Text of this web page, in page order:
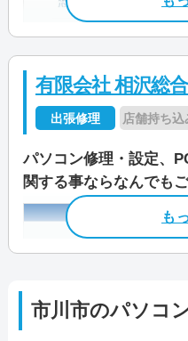
島尻/下貝塚/下新宿/
田/関ケ島/曽谷/高石
分/東菅野/東浜/日之出
新町/奉免町/北方町/
湊新田/南大野/南行徳/
方/八幡/若宮/
ＰＣホスピタル（旧
は年中無休で営業、対
メーカーパソコンや自
ソコンの専門業者です
パソコン修理業界では
術力、お客様対応、
などで信頼できる業者
市川市周辺では、千
国で出張修理と宅配修
この業者の特徴
PCデポはケーズデン
ク」やPCデポ各店舗
行っている業者です
イザーが常駐してお
ってしまった、パソコ
電話相談
特徴
カード決済 モバ
データ保護
即
公式
カード決済 モバ
千葉県船橋
京成線「
京成線「実
受付時間 24時間
定休日 月曜/第二
windows
店舗住所
〒 273-0005
千葉県船橋
っすぐ一
有限会社 相沢総
出張修理 店舗持ち込
パソコン修理・設定、
関する事ならなんでも
市川市のパソコ